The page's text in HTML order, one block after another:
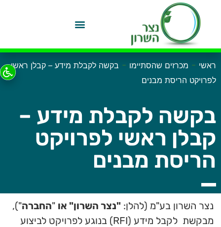
ראשי - מכרזים שהסתיימו - בקשה לקבלת מידע – קבלן ראשי
לפרויקט הריסת מבנים
בקשה לקבלת מידע –
קבלן ראשי לפרויקט
הריסת מבנים
נצר השרון בע"מ (להלן: "נצר השרון" או "החברה"),
מבקשת לקבל מידע (RFI) בנוגע לפרויקט לביצוע